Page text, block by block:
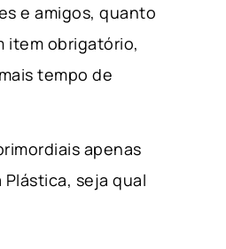
e amigos, quanto
item obrigatório,
tempo de
apenas
seja qual